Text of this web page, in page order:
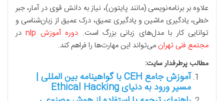
علاوه بر برنامه‌نویسی (مانند پایتون)، نیاز به دانش قوی در آمار، جبر
خطی، یادگیری ماشین و یادگیری عمیق، درک عمیق از زبان‌شناسی و
توانایی کار با مدل‌های زبانی بزرگ است. دوره آموزش nlp
در
مجتمع فنی تهران می‌تواند این مهارت‌ها را فراهم کند.
مطالب پرطرفدار سایت:
آموزش جامع CEH با گواهینامه بین المللی |
مسیر ورود به دنیای Ethical Hacking